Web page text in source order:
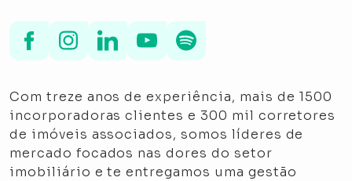
Com treze anos de experiência, mais de 1500
incorporadoras clientes e 300 mil corretores
de imóveis associados, somos líderes de
mercado focados nas dores do setor
imobiliário e te entregamos uma gestão